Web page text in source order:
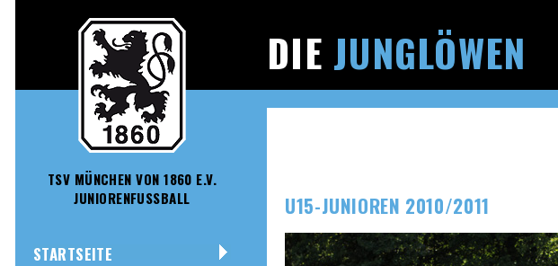
TSV MÜNCHEN VON 1860 E.V.
JUNIORENFUSSBALL
DIE JUNGLÖWEN
STARTSEITE
U15-JUNIOREN 2010/2011